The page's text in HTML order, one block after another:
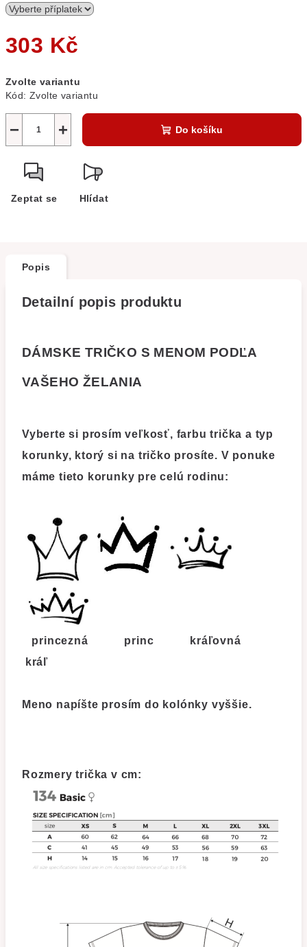
303 Kč
cena:
Zvolte variantu
Kód: Zvolte variantu
+
− Do košíku
Zeptat se Hlídat
Popis
Detailní popis produktu
DÁMSKE TRIČKO S MENOM PODĽA
VAŠEHO ŽELANIA
Vybertesi prosím veľkosť, farbu trička a typ
korunky, ktorý si na tričko prosíte. V ponuke
máme tieto korunky pre celú rodinu:
princezná princ kráľovná
kráľ
Meno napíšte prosím do kolónky vyššie.
Rozmery trička v cm: